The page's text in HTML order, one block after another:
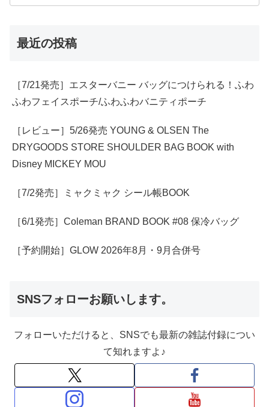
最近の投稿
［7/21発売］エスターバニー バッグにつけられる！ふわ
ふわフェイスポーチ/ふわふわバニティポーチ
［レビュー］5/26発売 YOUNG & OLSEN The
DRYGOODS STORE SHOULDER BAG BOOK with
Disney MICKEY MOU
［7/2発売］ミャクミャク シール帳BOOK
［6/1発売］Coleman BRAND BOOK #08 保冷バッグ
［予約開始］GLOW 2026年8月・9月合併号
SNSフォローお願いします。
フォローいただけると、SNSでも最新の雑誌付録につい
て知れますよ♪